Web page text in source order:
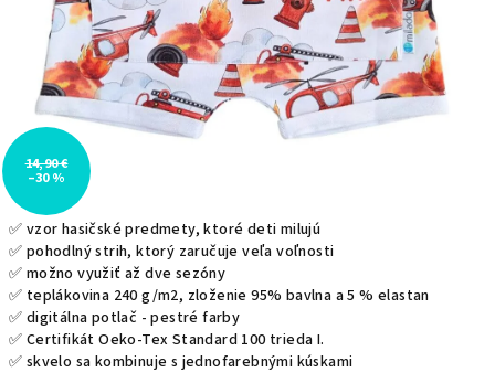
✅ vzor hasičské predmety, ktoré deti milujú
✅ pohodlný strih, ktorý zaručuje veľa voľnosti
✅ možno využiť až dve sezóny
✅ teplákovina 240 g/m2, zloženie95% bavlna a 5 % elastan
✅ digitálna potlač - pestré farby
✅ Certifikát Oeko-Tex Standard 100 trieda I.
✅ skvelo sa kombinuje s jednofarebnými kúskami
14,90 €
–30 %